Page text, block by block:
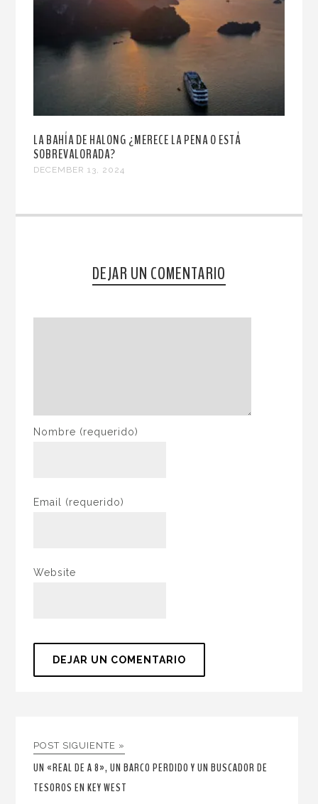
LA BAHÍA DE HALONG ¿MERECE LA PENA O ESTÁ
SOBREVALORADA?
DECEMBER 13, 2024
DEJAR UN COMENTARIO
Nombre (requerido)
Email (requerido)
Website
POST SIGUIENTE »
UN «REAL DE A 8», UN BARCO PERDIDO Y UN BUSCADOR DE
TESOROS EN KEY WEST